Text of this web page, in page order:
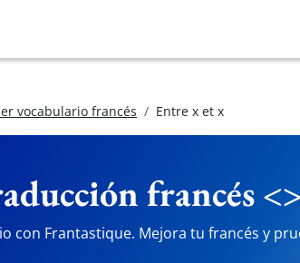
vocabulario francés Entre x et x
francés
con Frantastique. Mejora tu francés y